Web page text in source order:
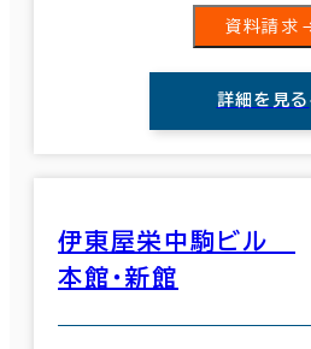
資料請求
詳細を見る
伊東屋栄中駒ビル
本館・新館
西区 (30)
3か月以内